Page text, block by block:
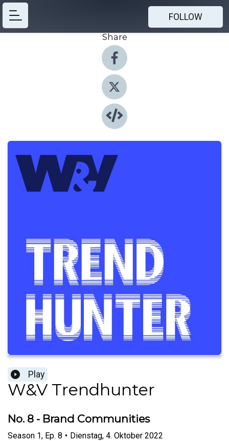
FOLLOW
Share
Play
W&V Trendhunter
No. 8 - Brand Communities
Season 1, Ep. 8 • Dienstag, 4. Oktober 2022